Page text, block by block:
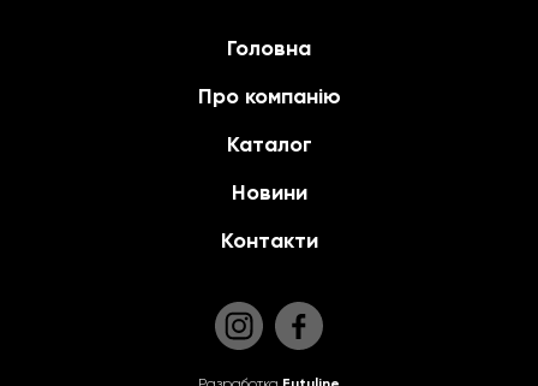
Головна
Про компанію
Каталог
Новини
Контакти